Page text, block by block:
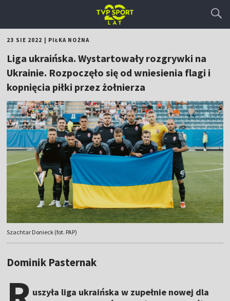
23 SIE 2022 PIŁKA NOŻNA
Liga ukraińska. Wystartowały rozgrywki na
Ukrainie. Rozpoczęło się od wniesienia flagi i
kopnięcia piłki przez żołnierza
Szachtar Donieck (fot. PAP)
Dominik Pasternak
uszyła liga ukraińska w zupełnie nowej dla